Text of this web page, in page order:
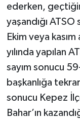
ederken,
yaşandığı
Ekim veya
yılında yapılan
sayım sonucu
başkanlığa
sonucu Kepez
Bahar’ın